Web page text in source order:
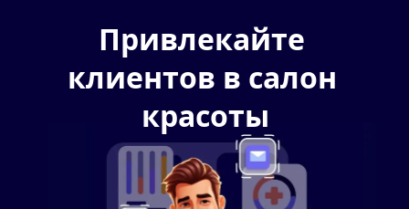
Привлекайте
клиентов в салон
красоты